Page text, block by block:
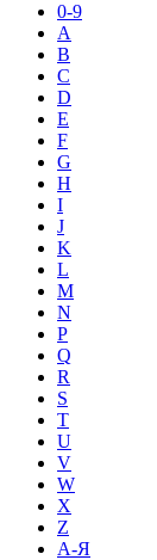
0-9
A
B
C
D
E
F
G
H
I
J
K
L
M
N
P
Q
R
S
T
U
V
W
X
Z
А-Я